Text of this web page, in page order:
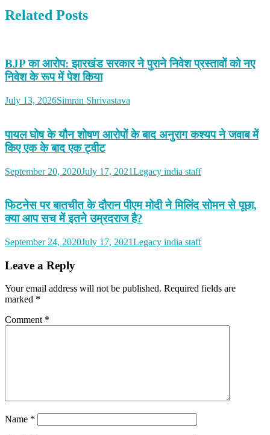
Related Posts
BJP का आरोप: झारखंड सरकार ने पुराने निवेश प्रस्तावों को नए
निवेश के रूप में पेश किया
July 13, 2026Simran Shrivastava
पायल घोष के यौन शोषण आरोपों के बाद अनुराग कश्यप ने जवाब में
किए एक के बाद एक ट्वीट
September 20, 2020July 17, 2021Legacy india staff
फिटनेस पर बातचीत के दौरान पीएम मोदी ने मिलिंद सोमन से पूछा,
क्या आप सच में इतने उम्रदराज है?
September 24, 2020July 17, 2021Legacy india staff
Leave a Reply
Your email address will not be published. Required fields are
marked *
Comment *
Name *